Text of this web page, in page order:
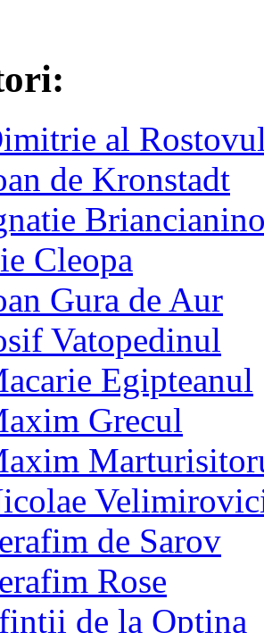
al
de Kronstadt
Cleopa
Gura de Aur
Vatopedinul
Egipteanul
Grecul
de Sarov
Rose
de la Optina